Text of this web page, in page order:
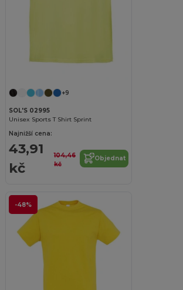
+9
SOL'S 02995
Unisex Sports T Shirt Sprint
Najnižší cena:
43,91
kč
104,46
kč
Objednat
-48%